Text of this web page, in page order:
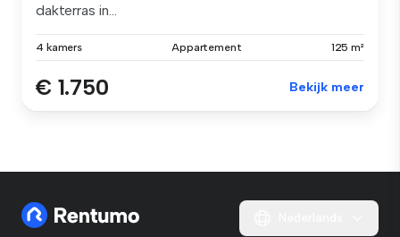
dakterras in...
4 kamers Appartement 125 m²
€ 1.750 Bekijk meer